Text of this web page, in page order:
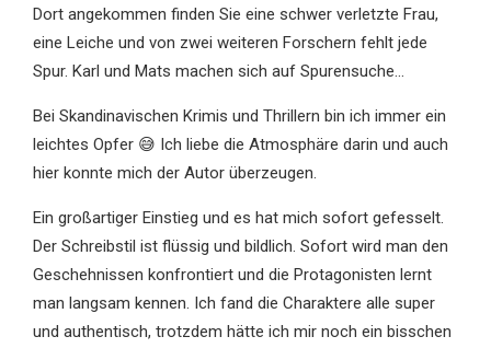
Dort angekommen finden Sie eine schwer verletzte Frau,
eine Leiche und von zwei weiteren Forschern fehlt jede
Spur. Karl und Mats machen sich auf Spurensuche…
Bei Skandinavischen Krimis und Thrillern bin ich immer ein
leichtes Opfer 😅 Ich liebe die Atmosphäre darin und auch
hier konnte mich der Autor überzeugen.
Ein großartiger Einstieg und es hat mich sofort gefesselt.
Der Schreibstil ist flüssig und bildlich. Sofort wird man den
Geschehnissen konfrontiert und die Protagonisten lernt
man langsam kennen. Ich fand die Charaktere alle super
und authentisch, trotzdem hätte ich mir noch ein bisschen